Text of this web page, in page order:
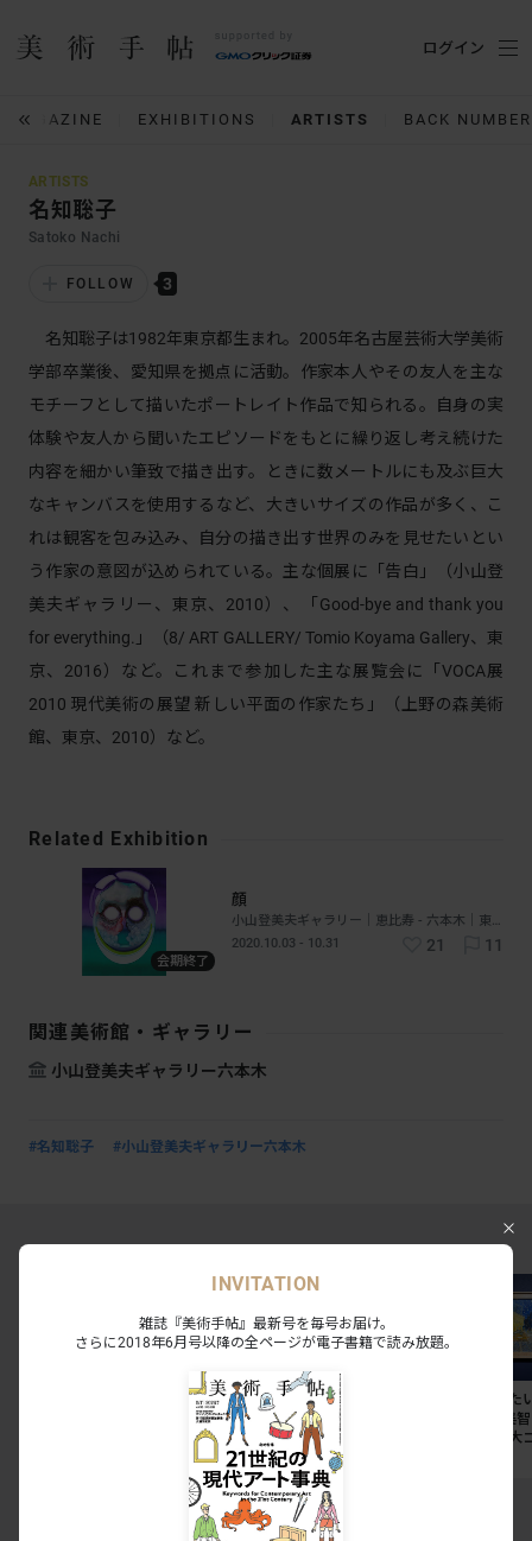
MAGAZINE EXHIBITIONS ARTISTS BACK NUMBER
ログイン
ARTISTS
名知聡子
Satoko Nachi
FOLLOW 3
名知聡子は1982年東京都生まれ。2005年名古屋芸術大学美術
学部卒業後、愛知県を拠点に活動。作家本人やその友人を主な
モチーフとして描いたポートレイト作品で知られる。自身の実
体験や友人から聞いたエピソードをもとに繰り返し考え続けた
内容を細かい筆致で描き出す。ときに数メートルにも及ぶ巨大
なキャンバスを使用するなど、大きいサイズの作品が多く、こ
れは観客を包み込み、自分の描き出す世界のみを見せたいとい
う作家の意図が込められている。主な個展に「告白」（小山登
美夫ギャラリー、東京、2010）、「Good-bye and thank you
for everything.」（8/ ART GALLERY/ Tomio Koyama Gallery、東
京、2016）など。これまで参加した主な展覧会に「VOCA展
2010 現代美術の展望 新しい平面の作家たち」（上野の森美術
館、東京、2010）など。
Related Exhibition
会期終了
顔
小山登美夫ギャラリー｜恵比寿 - 六本木｜東京
2020.10.03 - 10.31
21 11
関連美術館・ギャラリー
小山登美夫ギャラリー六本木
#名知聡子 #小山登美夫ギャラリー六本木
東京国立博物館のレストラ
ン3店舗が刷新。法隆寺宝
「私たちはまだ、戦いの途
中にいる」。リンダー・ス
ターリングが語る、表現と
抵抗の50年
SPECIAL
今週末に見た
ト7。奈良美
ョン展から大
EXHIBITION RANKING TOP5
INVITATION
雑誌『美術手帖』最新号を毎号お届け。
さらに2018年6月号以降の全ページが電子書籍で読み放題。